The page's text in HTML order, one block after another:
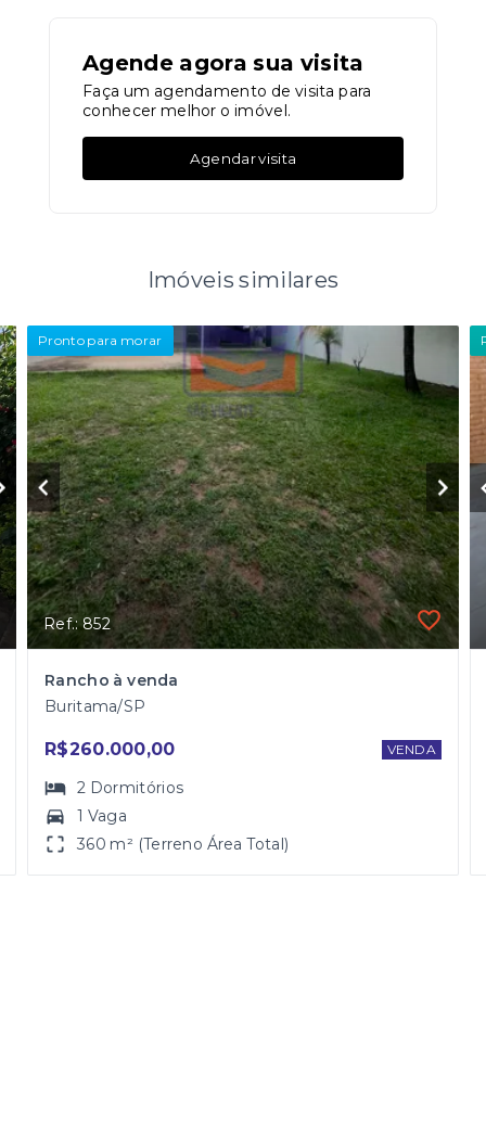
Agende agora sua visita
Faça um agendamento de visita para
conhecer melhor o imóvel.
Agendar visita
Imóveis similares
Pronto para morar
Ref.: 852
Rancho à venda
Buritama/SP
R$260.000,00 VENDA
2 Dormitórios
1 Vaga
360 m² (Terreno Área Total)